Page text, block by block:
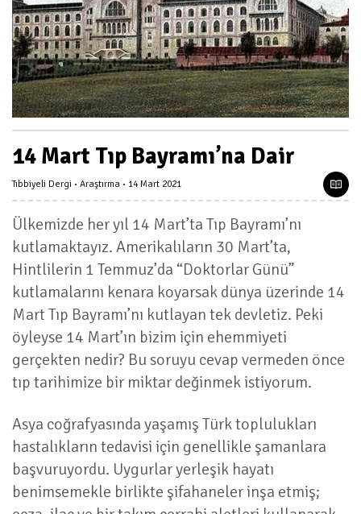
14 Mart Tıp Bayramı’na Dair
Tıbbiyeli Dergi Araştırma 14 Mart 2021
Ülkemizde her yıl 14 Mart’ta Tıp Bayramı’nı
kutlamaktayız. Amerikalıların 30 Mart’ta,
Hintlilerin 1 Temmuz’da “Doktorlar Günü”
kutlamalarını kenara koyarsak dünya üzerinde 14
Mart Tıp Bayramı’nı kutlayan tek devletiz. Peki
öyleyse 14 Mart’ın bizim için ehemmiyeti
gerçekten nedir? Bu soruyu cevap vermeden önce
tıp tarihimize bir miktar değinmek istiyorum.
Asya coğrafyasında yaşamış Türk toplulukları
hastalıkların tedavisi için genellikle şamanlara
başvuruyordu. Uygurlar yerleşik hayatı
benimsemekle birlikte şifahaneler inşa etmiş;